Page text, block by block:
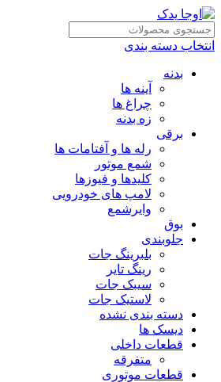
انتخاب دسته بندی
بدنه
آینه ها
چراغ ها
زه بدنه
برقی
رله ها و آفتامات ها
شمع موتور
کلیدها و فیوزها
لامپ های خودرویی
وایرشمع
بوق
جلوبندی
بلبرینگ جات
رینگ تایر
سیبک جات
لاستیک جات
دسته بندی نشده
دیسک ها
قطعات داخلی
متفرقه
قطعات موتوری